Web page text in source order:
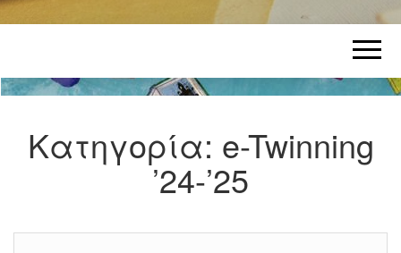
Κατηγορία: e-Twinning
’24-’25